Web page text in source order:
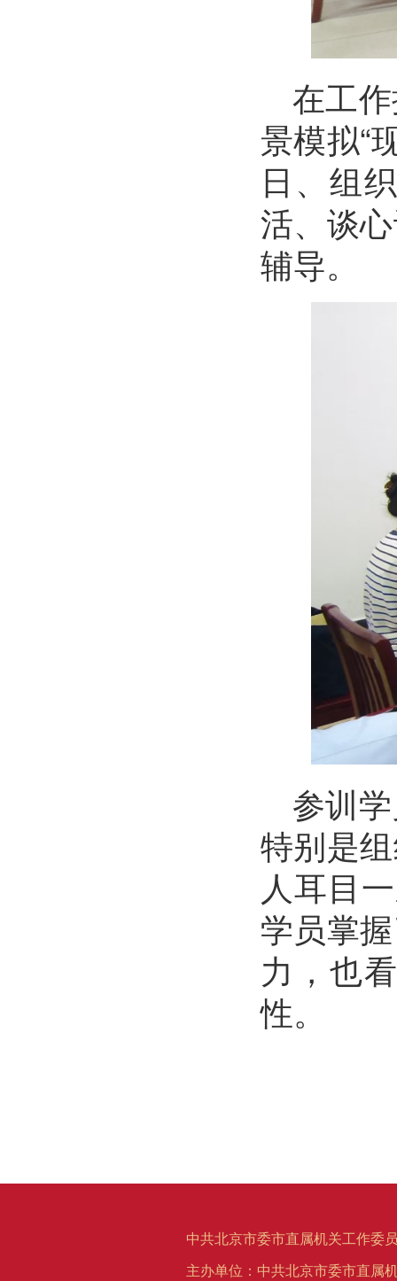
在工
景模拟“
日、组
活、谈
辅导。
参训
特别是
人耳目
学员掌
力，也
性。
中共北京市委市直属机关工作委
主办单位：中共北京市委市直属